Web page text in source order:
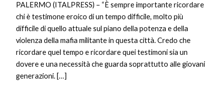
PALERMO (ITALPRESS) – “È sempre importante ricordare
chi è testimone eroico di un tempo difficile, molto più
difficile di quello attuale sul piano della potenza e della
violenza della mafia militante in questa città. Credo che
ricordare quel tempo e ricordare quei testimoni sia un
dovere e una necessità che guarda soprattutto alle giovani
generazioni. […]